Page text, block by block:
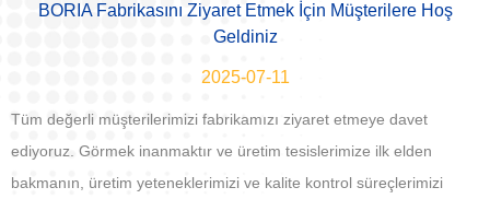
BORIA Fabrikasını Ziyaret Etmek İçin Müşterilere Hoş
Geldiniz
2025-07-11
Tüm değerli müşterilerimizi fabrikamızı ziyaret etmeye davet
ediyoruz. Görmek inanmaktır ve üretim tesislerimize ilk elden
bakmanın, üretim yeteneklerimizi ve kalite kontrol süreçlerimizi